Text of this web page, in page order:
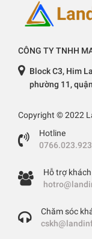
CÔNG TY TNHH
Block C3, Him
phường 11,
Copyright © 2022
Hotline
0766.023.923
Hỗ trợ
Chăm sóc